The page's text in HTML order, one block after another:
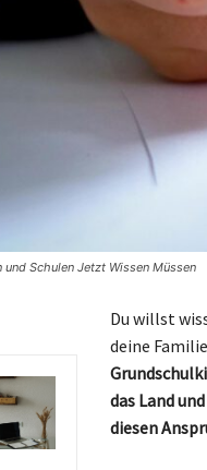
Schulen Jetzt Wissen Müssen
Du willst
deine
das Land
diesen